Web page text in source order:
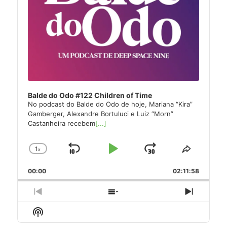
Balde do Odo #122 Children of Time
No podcast do Balde do Odo de hoje, Mariana “Kira”
Gamberger, Alexandre Bortuluci e Luiz “Morn”
Castanheira recebem[...]
Change
Rate
1x
Skip
Play
Jump
Forward
Share
Episode
00:00 02:11:58
Previous
Episode
Show
Episodes
Next
Episode
Show
Podcast